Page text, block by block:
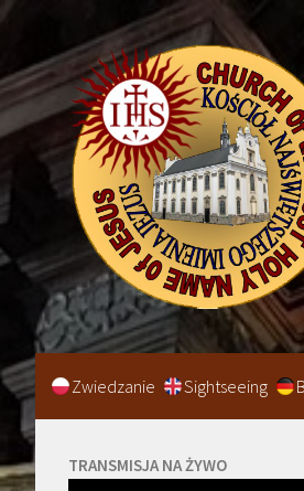
Zwiedzanie Sightseeing
TRANSMISJA NA ŻYWO